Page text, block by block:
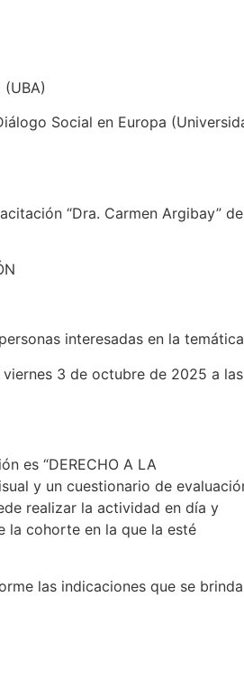
Social en Europa
“Dra. Carmen Argibay”
interesadas en la
3 de octubre de 2025 a las
es “DERECHO A LA
y un cuestionario de
realizar la actividad en día y
la cohorte en la que la esté
las indicaciones que se